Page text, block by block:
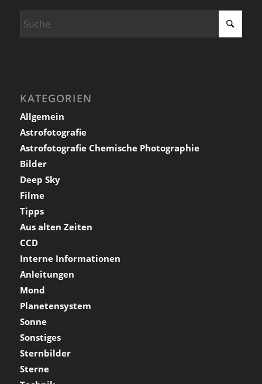
KATEGORIEN
Allgemein
Astrofotografie
Astrofotografie Chemische Photographie
Bilder
Deep Sky
Filme
Tipps
Aus alten Zeiten
CCD
Interne Informationen
Anleitungen
Mond
Planetensystem
Sonne
Sonstiges
Sternbilder
Sterne